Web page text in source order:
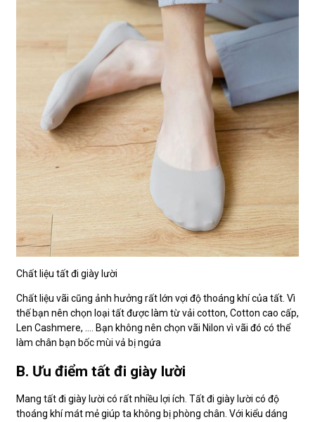
Chất liệu tất đi giày lười
Chất liệu vãi cũng ảnh hưởng rất lớn vợi độ thoáng khí của tất. Vì
thế bạn nên chọn loại tất được làm từ vải cotton, Cotton cao cấp,
Len Cashmere, …. Bạn không nên chọn vãi Nilon vì vãi đó có thể
làm chân bạn bốc mùi vả bị ngứa
B. Ưu điểm tất đi giày lười
Mang tất đi giày lười có rất nhiều lợi ích. Tất đi giày lười có độ
thoáng khí mát mẻ giúp ta không bị phòng chân. Với kiểu dáng